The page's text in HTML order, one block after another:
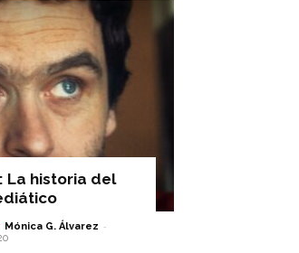
La historia del
Mónica G. Álvarez -